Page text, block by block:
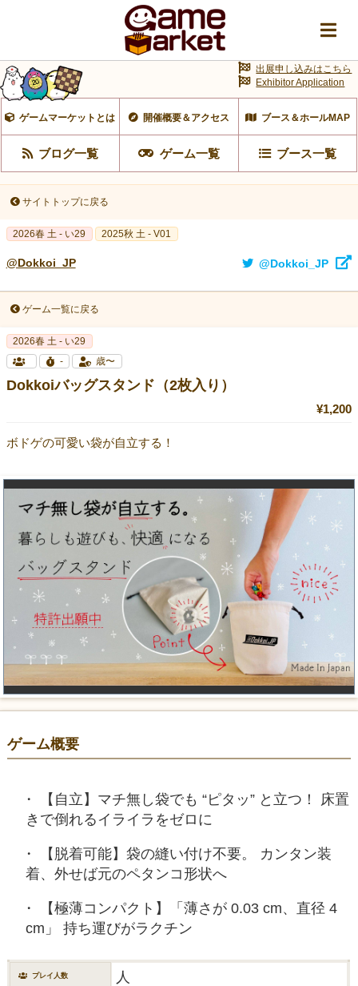
ゲームマーケットとは 開催概要＆アクセス ブース＆ホールMAP
ブログ一覧 ゲーム一覧 ブース一覧
出展申し込みはこちら
Exhibitor Application
サイトトップに戻る
2026春 土 - い29 2025秋 土 - V01
@Dokkoi_JP @Dokkoi_JP
ゲーム一覧に戻る
2026春 土 - い29
-
歳〜
Dokkoiバッグスタンド（2枚入り）
¥1,200
ボドゲの可愛い袋が自立する！
ゲーム概要
【自立】マチ無し袋でも “ピタッ” と立つ！ 床置
きで倒れるイライラをゼロに
【脱着可能】袋の縫い付け不要。 カンタン装
着、外せば元のペタンコ形状へ
【極薄コンパクト】「薄さが 0.03 cm、直径 4
cm」 持ち運びがラクチン
プレイ人数 人